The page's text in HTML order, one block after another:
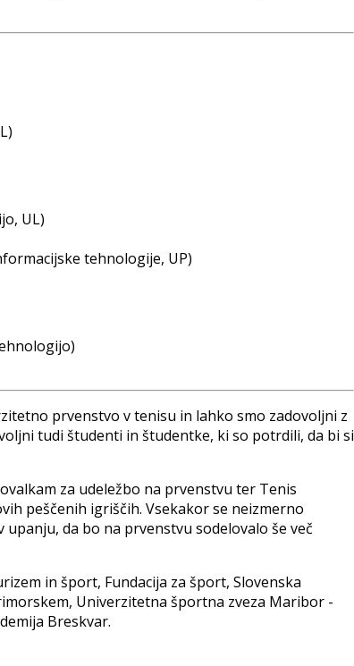
UL)
tehnologije, UP)
prvenstvo v tenisu in lahko smo zadovoljni z
tudi študenti in študentke, ki so potrdili, da bi si
za udeležbo na prvenstvu ter Tenis
peščenih igriščih. Vsekakor se neizmerno
da bo na prvenstvu sodelovalo še več
in šport, Fundacija za šport, Slovenska
Univerzitetna športna zveza Maribor -
Breskvar.